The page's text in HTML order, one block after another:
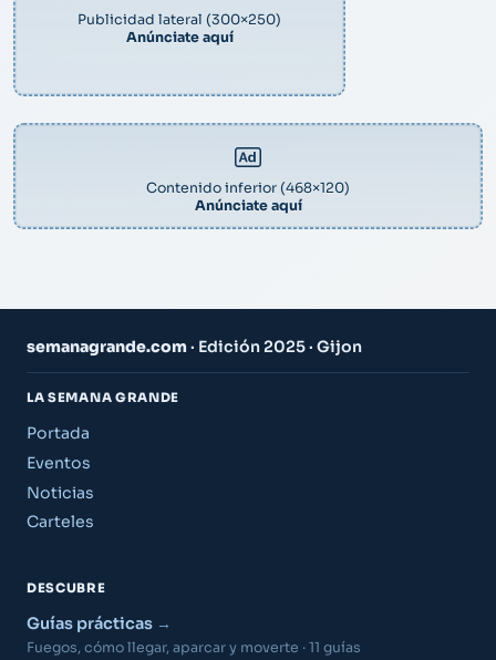
Publicidad lateral (300×250)
Anúnciate aquí
Contenido inferior (468×120)
Anúnciate aquí
semanagrande.com· Edición 2025 · Gijon
LA SEMANA GRANDE
Portada
Eventos
Noticias
Carteles
DESCUBRE
Guías prácticas
Fuegos, cómo llegar, aparcar y moverte · 11 guías